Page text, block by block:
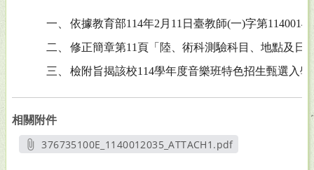
一、
依據教育部114年2月11日臺教師(一)字第
二、
修正簡章第11頁「陸、術科測驗科目、地點及日
三、
檢附旨揭該校114學年度音樂班特色招生甄選入
相關附件
376735100E_1140012035_ATTACH1.pdf